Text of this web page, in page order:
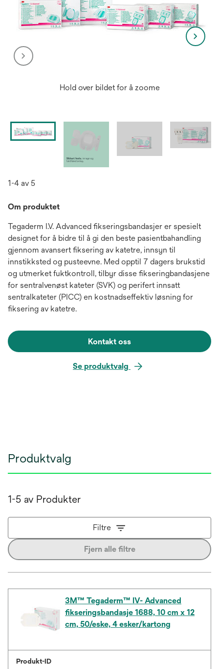
Hold over bildet for å zoome
1-4 av 5
Om produktet
Tegaderm I.V. Advanced fikseringsbandasjer er spesielt
designet for å bidre til å gi den beste pasientbahandling
gjennom avansert fiksering av katetre, innsyn til
innstikksted og pusteevne. Med opptil 7 dagers brukstid
og utmerket fuktkontroll, tilbyr disse fikseringbandasjene
for sentralvenøst kateter (SVK) og perifert innsatt
sentralkateter (PICC) en kostnadseffektiv løsning for
fiksering av katetre.
Kontakt oss
Se produktvalg
Produktvalg
1-5 av Produkter
Filtre
Fjern alle filtre
3M™ Tegaderm™ IV- Advanced
fikseringsbandasje 1688, 10 cm x 12
cm, 50/eske, 4 esker/kartong
Produkt-ID